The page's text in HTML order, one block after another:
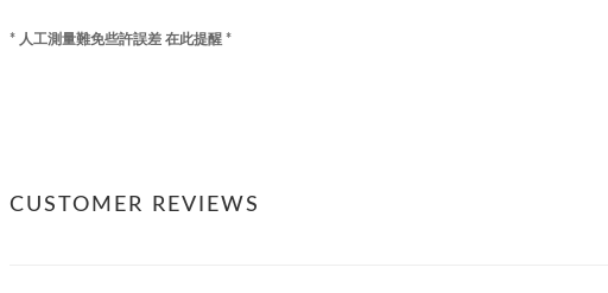
* 人工測量難免些許誤差 在此提醒 *
CUSTOMER REVIEWS